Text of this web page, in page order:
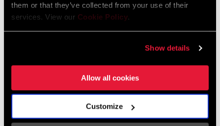
them or that they’ve collected from your use of their
services. View our Cookie Policy.
Show details
Allow all cookies
Customize
CUBIERTAS